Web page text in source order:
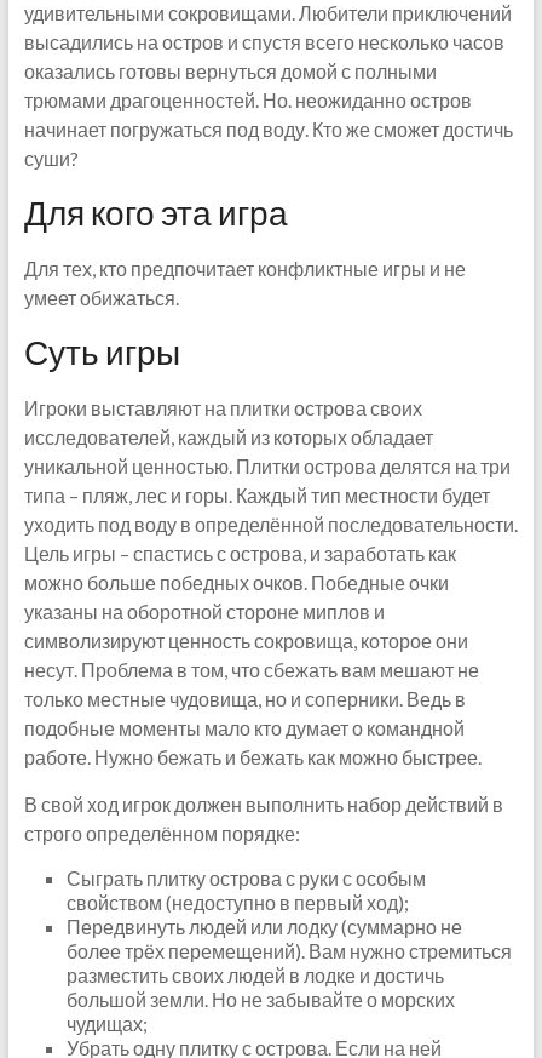
удивительными сокровищами. Любители приключений
высадились на остров и спустя всего несколько часов
оказались готовы вернуться домой с полными
трюмами драгоценностей. Но. неожиданно остров
начинает погружаться под воду. Кто же сможет достичь
суши?
Для кого эта игра
Для тех, кто предпочитает конфликтные игры и не
умеет обижаться.
Суть игры
Игроки выставляют на плитки острова своих
исследователей, каждый из которых обладает
уникальной ценностью. Плитки острова делятся на три
типа – пляж, лес и горы. Каждый тип местности будет
уходить под воду в определённой последовательности.
Цель игры – спастись с острова, и заработать как
можно больше победных очков. Победные очки
указаны на оборотной стороне миплов и
символизируют ценность сокровища, которое они
несут. Проблема в том, что сбежать вам мешают не
только местные чудовища, но и соперники. Ведь в
подобные моменты мало кто думает о командной
работе. Нужно бежать и бежать как можно быстрее.
В свой ход игрок должен выполнить набор действий в
строго определённом порядке:
Сыграть плитку острова с руки с особым
свойством (недоступно в первый ход);
Передвинуть людей или лодку (суммарно не
более трёх перемещений). Вам нужно стремиться
разместить своих людей в лодке и достичь
большой земли. Но не забывайте о морских
чудищах;
Убрать одну плитку с острова. Если на ней